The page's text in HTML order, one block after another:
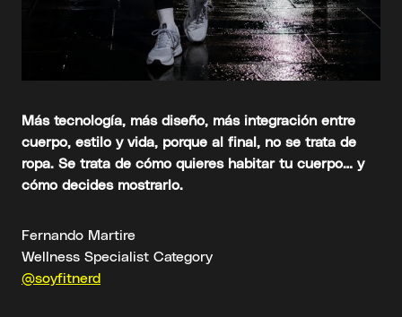
Más tecnología, más diseño, más integración entre
cuerpo, estilo y vida, porque al final, no se trata de
ropa. Se trata de cómo quieres habitar tu cuerpo… y
cómo decides mostrarlo.
Fernando Martire
Wellness Specialist Category
@soyfitnerd